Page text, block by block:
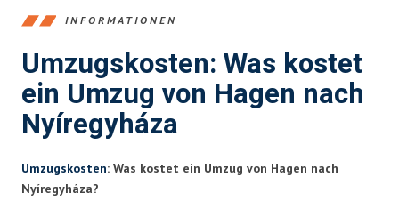
INFORMATIONEN
Umzugskosten: Was kostet
ein Umzug von Hagen nach
Nyíregyháza
Umzugskosten: Was kostet ein Umzug von Hagen nach
Nyíregyháza?